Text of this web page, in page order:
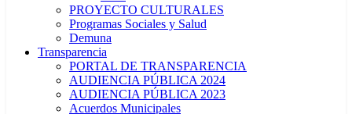
PROYECTO CULTURALES
Programas Sociales y Salud
Demuna
Transparencia
PORTAL DE TRANSPARENCIA
AUDIENCIA PÚBLICA 2024
AUDIENCIA PÚBLICA 2023
Acuerdos Municipales